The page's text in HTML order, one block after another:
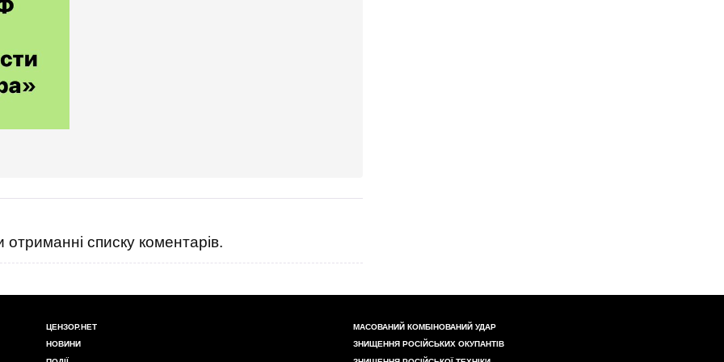
списку коментарів.
ЦЕНЗОР.НЕТ
НОВИНИ
МАСОВАНИЙ КОМБІНОВАНИЙ УДАР
ЗНИЩЕННЯ РОСІЙСЬКИХ ОКУПАНТІВ